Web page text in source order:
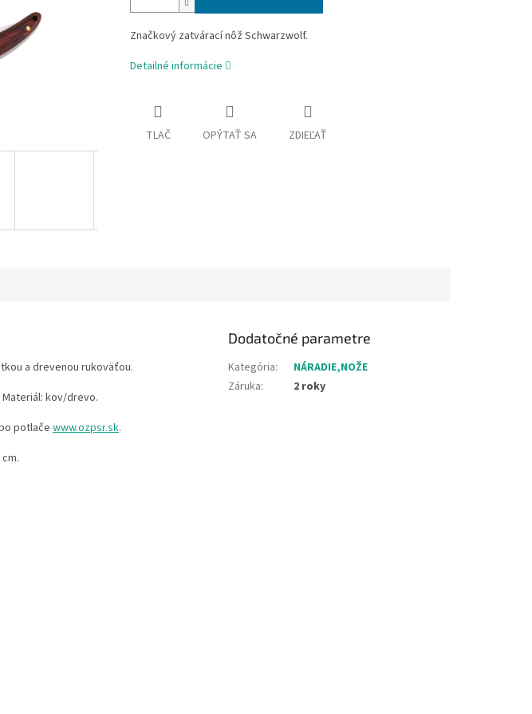
Značkový zatvárací nôž Schwarzwolf.
Detailné informácie
TLAČ OPÝTAŤ SA ZDIEĽAŤ
a drevenou rukoväťou.
kov/drevo.
potlačewww.ozpsr.sk.
Dodatočné parametre
Kategória:
NÁRADIE,NOŽE
Záruka: 2 roky